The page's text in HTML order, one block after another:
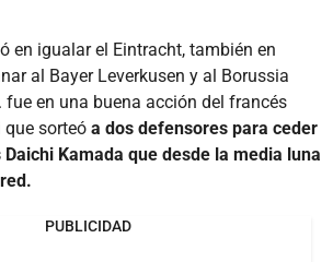
en igualar el Eintracht, también en
al Bayer Leverkusen y al Borussia
en una buena acción del francés
sorteó a dos defensores para ceder
Kamada que desde la media luna
PUBLICIDAD